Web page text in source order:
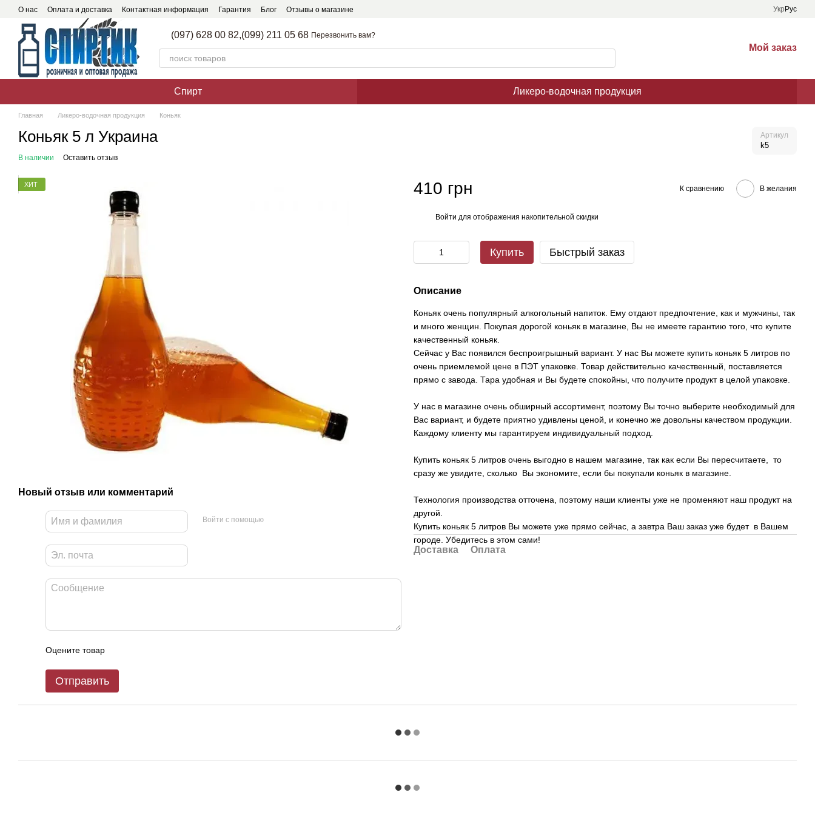
Перейти к основному контенту
О нас Оплата и доставка Контактная информация Гарантия Блог Отзывы о магазине Укр Рус
(097) 628 00 82,(099) 211 05 68 Перезвонить вам?
Мой заказ
Спирт Ликеро-водочная продукция
Главная Ликеро-водочная продукция Коньяк
Коньяк 5 л Украина Артикул
k5
В наличии Оставить отзыв
ХИТ
Новый отзыв или комментарий
Войти с помощью
Оцените товар
Отправить
410 грн К сравнению В желания
Войти для отображения накопительной скидки
Купить Быстрый заказ
Описание
Коньяк очень популярный алкогольный напиток. Ему отдают предпочтение, как и мужчины, так
и много женщин. Покупая дорогой коньяк в магазине, Вы не имеете гарантию того, что купите
качественный коньяк.
Сейчас у Вас появился беспроигрышный вариант. У нас Вы можете купить коньяк 5 литров по
очень приемлемой цене в ПЭТ упаковке. Товар действительно качественный, поставляется
прямо с завода. Тара удобная и Вы будете спокойны, что получите продукт в целой упаковке.
У нас в магазине очень обширный ассортимент, поэтому Вы точно выберите необходимый для
Вас вариант, и будете приятно удивлены ценой, и конечно же довольны качеством продукции.
Каждому клиенту мы гарантируем индивидуальный подход.
Купить коньяк 5 литров очень выгодно в нашем магазине, так как если Вы пересчитаете, то
сразу же увидите, сколько Вы экономите, если бы покупали коньяк в магазине.
Технология производства отточена, поэтому наши клиенты уже не променяют наш продукт на
другой.
Купить коньяк 5 литров Вы можете уже прямо сейчас, а завтра Ваш заказ уже будет в Вашем
городе. Убедитесь в этом сами!
Доставка Оплата